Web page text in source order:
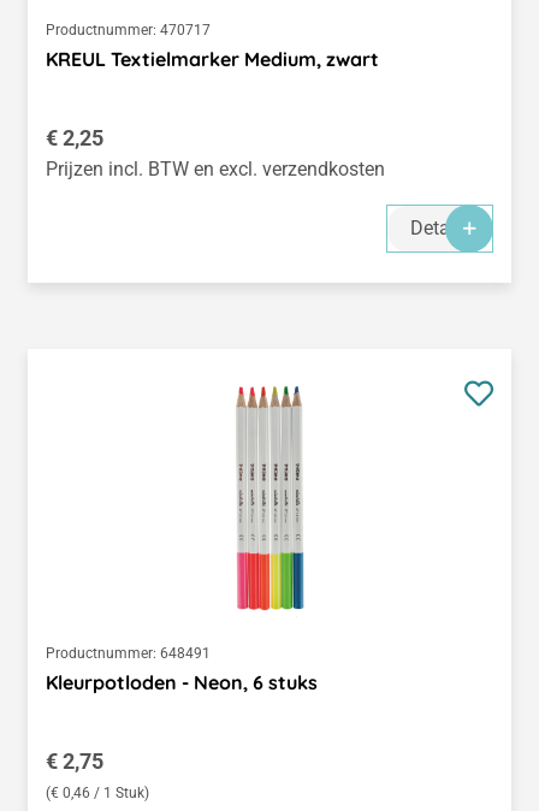
Productnummer: 470717
KREUL Textielmarker Medium, zwart
Normale prijs:
€ 2,25
Prijzen incl. BTW en excl. verzendkosten
Details
Productnummer: 648491
Kleurpotloden - Neon, 6 stuks
Normale prijs:
€ 2,75
(€ 0,46 / 1 Stuk)